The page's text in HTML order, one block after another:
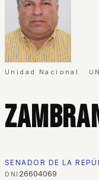
Unidad Nacional · UN
SENADOR DE LA
DNI 26604069